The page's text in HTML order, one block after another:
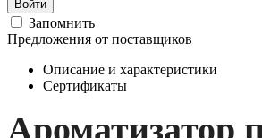
Войти
Запомнить
Предложения от поставщиков
Описание и характеристики
Сертификаты
Ароматизатор